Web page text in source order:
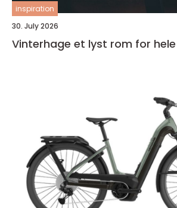
inspiration
30. July 2026
Vinterhage et lyst rom for